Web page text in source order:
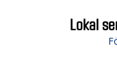
Lokal